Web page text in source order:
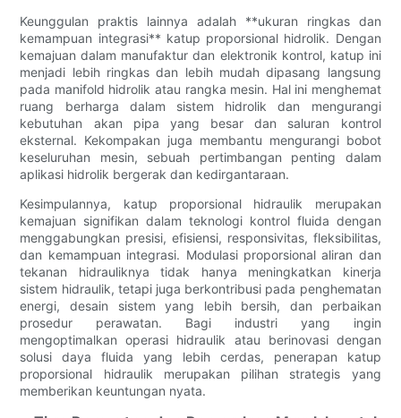
Keunggulan praktis lainnya adalah **ukuran ringkas dan
kemampuan integrasi** katup proporsional hidrolik. Dengan
kemajuan dalam manufaktur dan elektronik kontrol, katup ini
menjadi lebih ringkas dan lebih mudah dipasang langsung
pada manifold hidrolik atau rangka mesin. Hal ini menghemat
ruang berharga dalam sistem hidrolik dan mengurangi
kebutuhan akan pipa yang besar dan saluran kontrol
eksternal. Kekompakan juga membantu mengurangi bobot
keseluruhan mesin, sebuah pertimbangan penting dalam
aplikasi hidrolik bergerak dan kedirgantaraan.
Kesimpulannya, katup proporsional hidraulik merupakan
kemajuan signifikan dalam teknologi kontrol fluida dengan
menggabungkan presisi, efisiensi, responsivitas, fleksibilitas,
dan kemampuan integrasi. Modulasi proporsional aliran dan
tekanan hidrauliknya tidak hanya meningkatkan kinerja
sistem hidraulik, tetapi juga berkontribusi pada penghematan
energi, desain sistem yang lebih bersih, dan perbaikan
prosedur perawatan. Bagi industri yang ingin
mengoptimalkan operasi hidraulik atau berinovasi dengan
solusi daya fluida yang lebih cerdas, penerapan katup
proporsional hidraulik merupakan pilihan strategis yang
memberikan keuntungan nyata.